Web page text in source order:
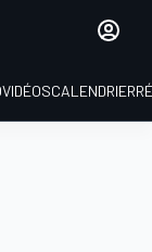
VIDÉOSCALENDRIER